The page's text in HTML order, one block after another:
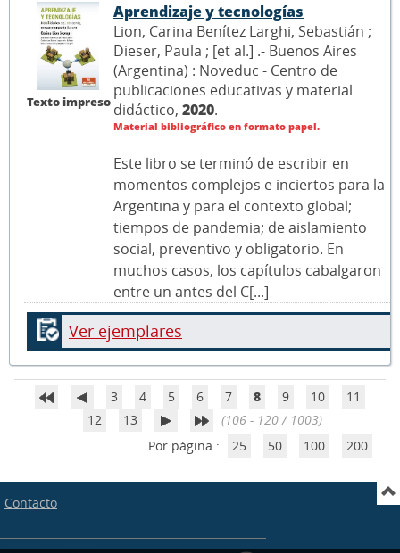
Texto impreso
Aprendizaje y tecnologías
Lion, Carina Benítez Larghi, Sebastián ;
Dieser, Paula ; [et al.] .- Buenos Aires
(Argentina) : Noveduc - Centro de
publicaciones educativas y material
didáctico, 2020.
Material bibliográfico en formato papel.
Este libro se terminó de escribir en
momentos complejos e inciertos para la
Argentina y para el contexto global;
tiempos de pandemia; de aislamiento
social, preventivo y obligatorio. En
muchos casos, los capítulos cabalgaron
entre un antes del C[...]
Ver ejemplares
3 4 5 6 7 8 9 10
11
12
13
(106 - 120 / 1003)
Por página :
25 50 100 200
Contacto